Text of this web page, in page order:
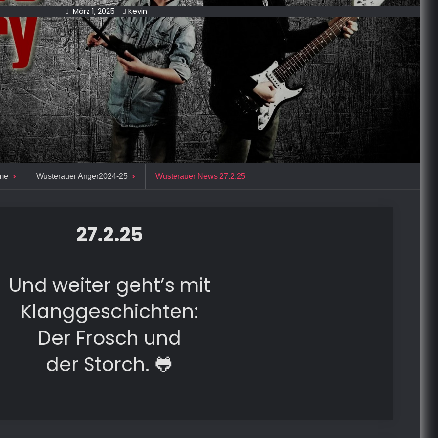
März 1, 2025 Kevin
Wusterauer Anger2024-25 Wusterauer News 27.2.25
27.2.25
Und weiter geht’s mit
Klanggeschichten:
Der Frosch und
der Storch. 🐸